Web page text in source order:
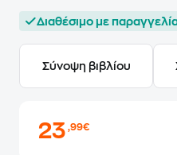
Διαθέσιμο με
Σύνοψη βιβλίου
23,99€